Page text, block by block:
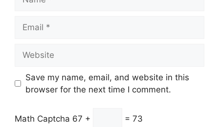
Save my name, email, and website in this
browser for the next time I comment.
Math Captcha 67 + = 73